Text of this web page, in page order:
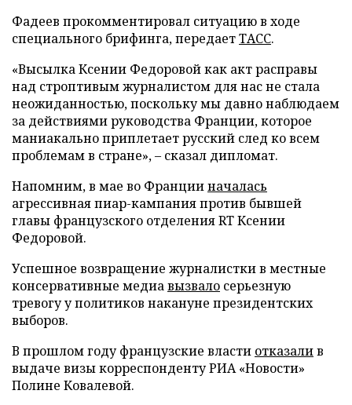
Фадеев прокомментировал ситуацию в ходе
специального брифинга, передаетТАСС.
«Высылка Ксении Федоровой как акт расправы
над строптивым журналистом для нас не стала
неожиданностью, поскольку мы давно наблюдаем
за действиями руководства Франции, которое
маниакально приплетает русский след ко всем
проблемам в стране», – сказал дипломат.
Напомним, в мае во Францииначалась
агрессивная пиар-кампания против бывшей
главы французского отделения RT Ксении
Федоровой.
Успешное возвращение журналистки в местные
консервативные медиавызвало серьезную
тревогу у политиков накануне президентских
выборов.
В прошлом году французские власти отказалив
выдаче визы корреспонденту РИА «Новости»
Полине Ковалевой.